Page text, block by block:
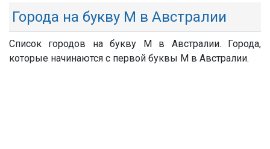
Города на букву М в Австралии
Список городов на букву М в Австралии. Города,
которые начинаются с первой буквы М в Австралии.